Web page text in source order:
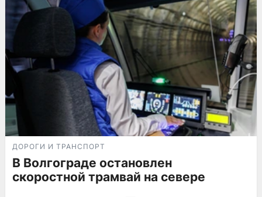
ДОРОГИ И ТРАНСПОРТ
В Волгограде остановлен
скоростной трамвай на севере